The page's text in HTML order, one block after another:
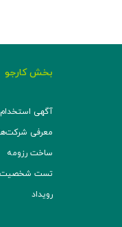
بخش کارجو
آگهی استخدام
معرفی
ساخت رزومه
تست شخصیت
رویداد